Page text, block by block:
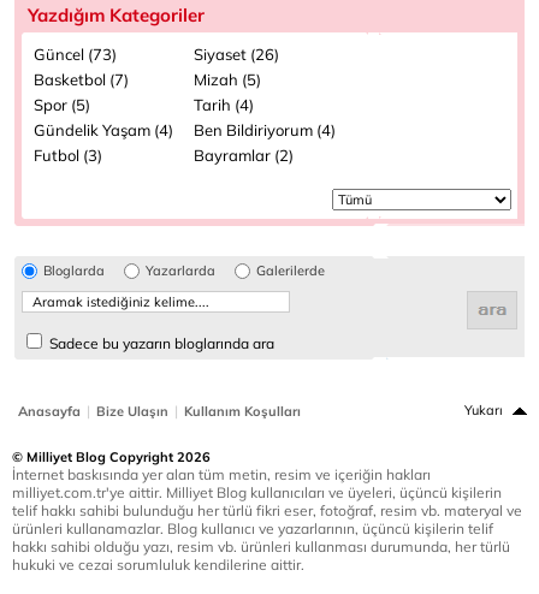
Yazdığım Kategoriler
Güncel (73)
Siyaset (26)
Basketbol (7)
Mizah (5)
Spor (5)
Tarih (4)
Gündelik Yaşam (4)
Ben Bildiriyorum (4)
Futbol (3)
Bayramlar (2)
Bloglarda Yazarlarda Galerilerde
Sadece bu yazarın bloglarında ara
Anasayfa | Bize Ulaşın | Kullanım Koşulları Yukarı
© Milliyet Blog Copyright 2026
İnternet baskısında yer alan tüm metin, resim ve içeriğin hakları
milliyet.com.tr'ye aittir. Milliyet Blog kullanıcıları ve üyeleri, üçüncü kişilerin
telif hakkı sahibi bulunduğu her türlü fikri eser, fotoğraf, resim vb. materyal ve
ürünleri kullanamazlar. Blog kullanıcı ve yazarlarının, üçüncü kişilerin telif
hakkı sahibi olduğu yazı, resim vb. ürünleri kullanması durumunda, her türlü
hukuki ve cezai sorumluluk kendilerine aittir.